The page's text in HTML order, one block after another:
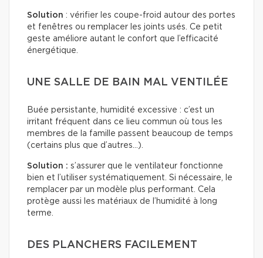
Solution : vérifier les coupe-froid autour des portes
et fenêtres ou remplacer les joints usés. Ce petit
geste améliore autant le confort que l’efficacité
énergétique.
UNE SALLE DE BAIN MAL VENTILÉE
Buée persistante, humidité excessive : c’est un
irritant fréquent dans ce lieu commun où tous les
membres de la famille passent beaucoup de temps
(certains plus que d’autres…).
Solution : s’assurer que le ventilateur fonctionne
bien et l’utiliser systématiquement. Si nécessaire, le
remplacer par un modèle plus performant. Cela
protège aussi les matériaux de l’humidité à long
terme.
DES PLANCHERS FACILEMENT